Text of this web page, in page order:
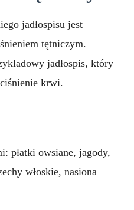
jadłospisu jest
tętniczym.
jadłospis, który
krwi.
płatki owsiane, jagody,
włoskie, nasiona